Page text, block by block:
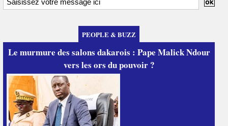
PEOPLE & BUZZ
Le murmure des salons dakarois : Pape Malick Ndour
vers les ors du pouvoir ?